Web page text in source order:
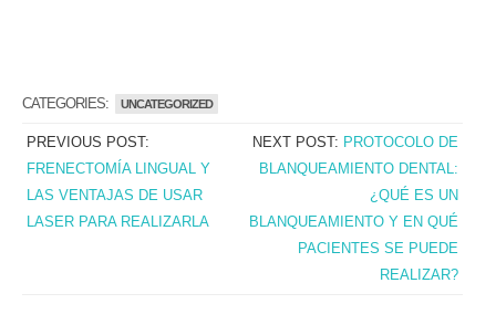
CATEGORIES: UNCATEGORIZED
PREVIOUS POST:
FRENECTOMÍA LINGUAL Y
LAS VENTAJAS DE USAR
LASER PARA REALIZARLA
NEXT POST: PROTOCOLO DE
BLANQUEAMIENTO DENTAL:
¿QUÉ ES UN
BLANQUEAMIENTO Y EN QUÉ
PACIENTES SE PUEDE
REALIZAR?